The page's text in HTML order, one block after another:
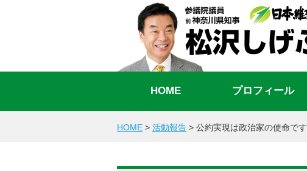
HOME プロフィール
HOME > 活動報告 > 公約実現は政治家の使命です